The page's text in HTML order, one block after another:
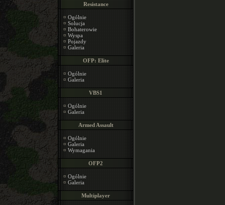
Resistance
¤ Ogólnie
¤ Solucja
¤ Bohaterowie
¤ Wyspa
¤ Pojazdy
¤ Galeria
OFP: Elite
¤ Ogólnie
¤ Galeria
VBS1
¤ Ogólnie
¤ Galeria
Armed Assault
¤ Ogólnie
¤ Galeria
¤ Wymagania
OFP2
¤ Ogólnie
¤ Galeria
Multiplayer